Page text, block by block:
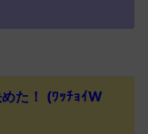
た！ (ﾜｯﾁｮｲW